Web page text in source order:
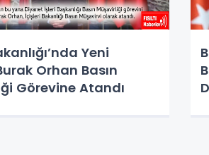
Yeni
Orhan Basın
Görevine Atandı